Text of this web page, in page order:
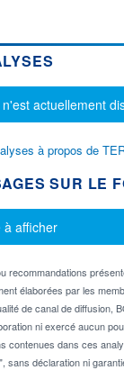
actuellement
à propos de
SUR LE
à afficher
recommandations
élaborées par les
de canal de diffusion,
ni exercé aucun
contenues dans ces
sans déclaration ni